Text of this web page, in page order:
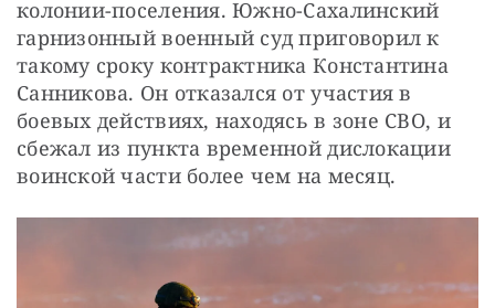
колонии-поселения. Южно-Сахалинский
гарнизонный военный суд приговорил к
такому сроку контрактника Константина
Санникова. Он отказался от участия в
боевых действиях, находясь в зоне СВО, и
сбежал из пункта временной дислокации
воинской части более чем на месяц.